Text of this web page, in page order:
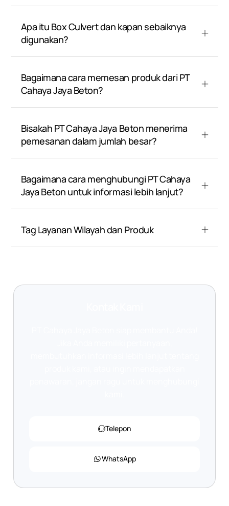
Apa itu Box Culvert dan kapan sebaiknya
digunakan?
Bagaimana cara memesan produk dari PT
Cahaya Jaya Beton?
Bisakah PT Cahaya Jaya Beton menerima
pemesanan dalam jumlah besar?
Bagaimana cara menghubungi PT Cahaya
Jaya Beton untuk informasi lebih lanjut?
Tag Layanan Wilayah dan Produk
Telepon
WhatsApp